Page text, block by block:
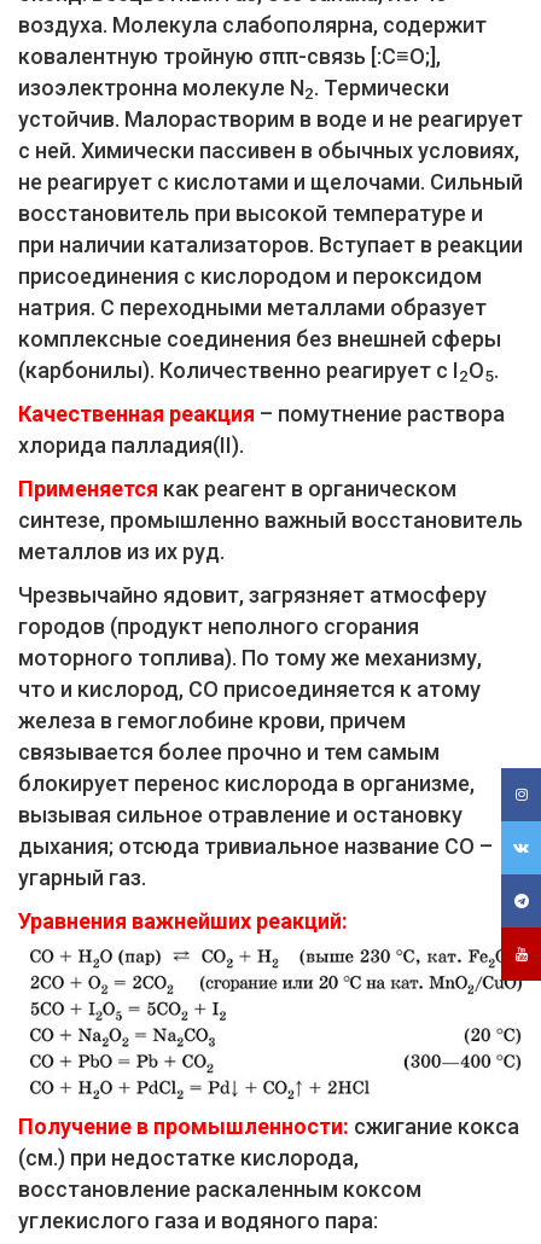
воздуха. Молекула слабополярна, содержит
ковалентную тройную σππ-связь [:C≡O;],
изоэлектронна молекуле N2. Термически
устойчив. Малорастворим в воде и не реагирует
с ней. Химически пассивен в обычных условиях,
не реагирует с кислотами и щелочами. Сильный
восстановитель при высокой температуре и
при наличии катализаторов. Вступает в реакции
присоединения с кислородом и пероксидом
натрия. С переходными металлами образует
комплексные соединения без внешней сферы
(карбонилы). Количественно реагирует с I2O5.
Качественная реакция – помутнение раствора
хлорида палладия(II).
Применяется как реагент в органическом
синтезе, промышленно важный восстановитель
металлов из их руд.
Чрезвычайно ядовит, загрязняет атмосферу
городов (продукт неполного сгорания
моторного топлива). По тому же механизму,
что и кислород, СО присоединяется к атому
железа в гемоглобине крови, причем
связывается более прочно и тем самым
блокирует перенос кислорода в организме,
вызывая сильное отравление и остановку
дыхания; отсюда тривиальное название СО –
угарный газ.
Уравнения важнейших реакций:
Получение в промышленности: сжигание кокса
(см.) при недостатке кислорода,
восстановление раскаленным коксом
углекислого газа и водяного пара: